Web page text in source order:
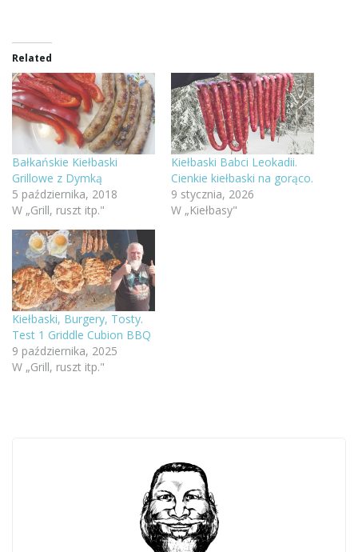
Related
Bałkańskie Kiełbaski
Grillowe z Dymką
5 października, 2018
W „Grill, ruszt itp."
Kiełbaski Babci Leokadii.
Cienkie kiełbaski na gorąco.
9 stycznia, 2026
W „Kiełbasy"
Kiełbaski, Burgery, Tosty.
Test 1 Griddle Cubion BBQ
9 października, 2025
W „Grill, ruszt itp."